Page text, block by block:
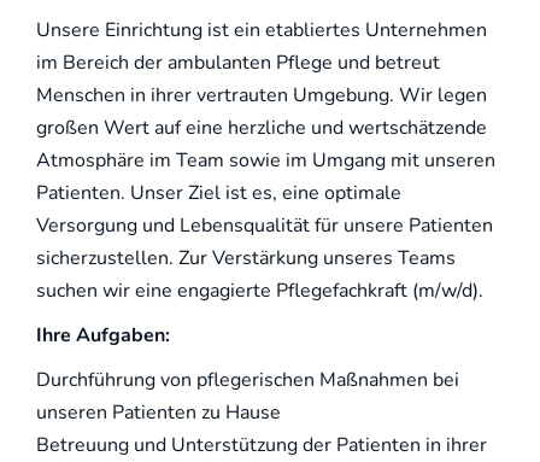
Unsere Einrichtung ist ein etabliertes Unternehmen
im Bereich der ambulanten Pflege und betreut
Menschen in ihrer vertrauten Umgebung. Wir legen
großen Wert auf eine herzliche und wertschätzende
Atmosphäre im Team sowie im Umgang mit unseren
Patienten. Unser Ziel ist es, eine optimale
Versorgung und Lebensqualität für unsere Patienten
sicherzustellen. Zur Verstärkung unseres Teams
suchen wir eine engagierte Pflegefachkraft (m/w/d).
Ihre Aufgaben:
Durchführung von pflegerischen Maßnahmen bei
unseren Patienten zu Hause
Betreuung und Unterstützung der Patienten in ihrer